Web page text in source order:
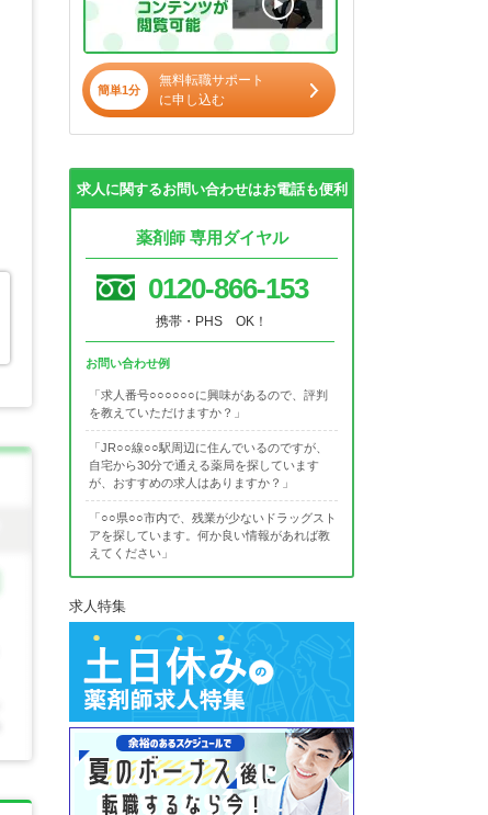
簡単1分
無料転職サポート
に申し込む
求人に関するお問い合わせはお電話も便利
薬剤師 専用ダイヤル
0120-866-153
携帯・PHS OK！
お問い合わせ例
「求人番号○○○○○○に興味があるので、評判
を教えていただけますか？」
「JR○○線○○駅周辺に住んでいるのですが、
自宅から30分で通える薬局を探しています
が、おすすめの求人はありますか？」
「○○県○○市内で、残業が少ないドラッグスト
アを探しています。何か良い情報があれば教
えてください」
求人特集